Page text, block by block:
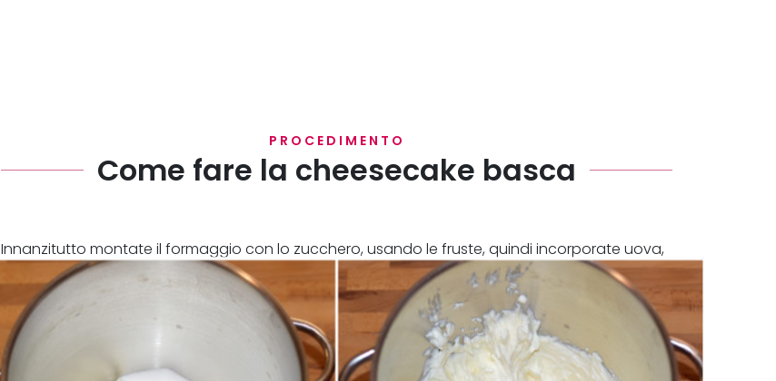
PROCEDIMENTO
Come fare la cheesecake basca
Innanzitutto montate il formaggio con lo zucchero, usando le fruste, quindi incorporate uova,
vaniglia e limone e continuate a montare.